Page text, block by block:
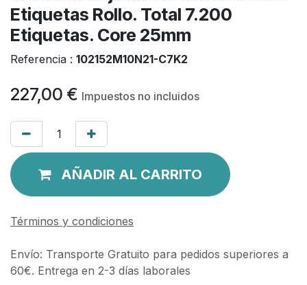
Etiquetas Rollo. Total 7.200
Etiquetas. Core 25mm
Referencia : 102152M10N21-C7K2
227,00 € Impuestos no incluidos
AÑADIR AL CARRITO
Términos y condiciones
Envío: Transporte Gratuito para pedidos superiores a
60€. Entrega en 2-3 días laborales